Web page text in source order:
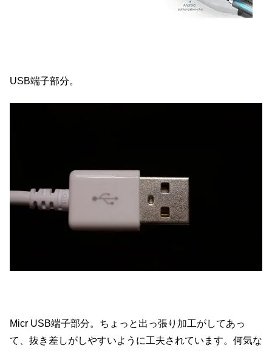
USB端子部分。
Micr USB端子部分。ちょっと出っ張り加工がしてあっ
て、抜き差しがしやすいように工夫されています。何気な